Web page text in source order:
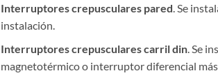
Interruptores crepusculares pared . Se
instalación.
Interruptores crepusculares carril din. Se
magnetotérmico o interruptor diferencial